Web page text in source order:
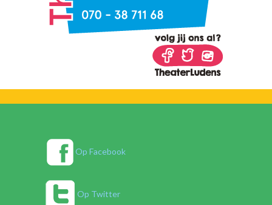
Op Facebook
Op Twitter